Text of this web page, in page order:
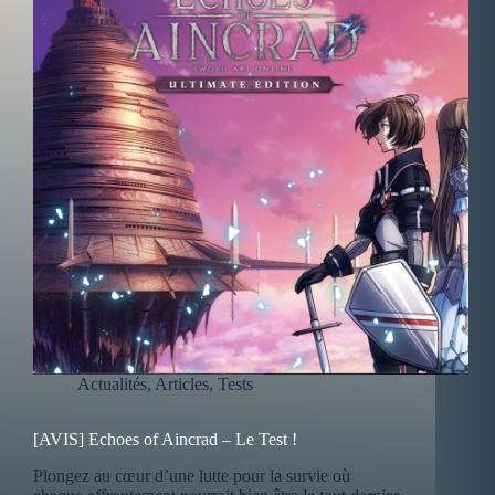
Actualités, Articles, Tests
[AVIS] Echoes of Aincrad – Le Test !
Plongez au cœur d’une lutte pour la survie où